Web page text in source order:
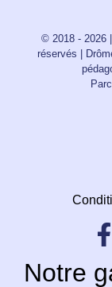
© 2018 - 2026
réservés |
Notre